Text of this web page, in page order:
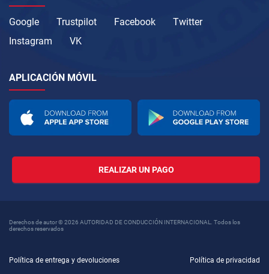
Google Trustpilot Facebook
Twitter
Instagram
VK
APLICACIÓN MÓVIL
REALIZAR UN PAGO
Derechos de autor © 2026 AUTORIDAD DE CONDUCCIÓN INTERNACIONAL. Todos los
derechos reservados
Política de entrega y devoluciones Política de privacidad